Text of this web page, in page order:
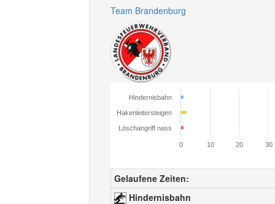
Team Brandenburg
Hindernisbahn
Hakenleitersteigen
Löschangriff nass
0 10 20 30
Gelaufene Zeiten:
Hindernisbahn